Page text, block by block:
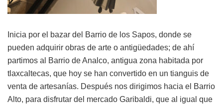
Inicia por el bazar del Barrio de los Sapos, donde se
pueden adquirir obras de arte o antigüedades; de ahí
partimos al Barrio de Analco, antigua zona habitada por
tlaxcaltecas, que hoy se han convertido en un tianguis de
venta de artesanías. Después nos dirigimos hacia el Barrio
Alto, para disfrutar del mercado Garibaldi, que al igual que